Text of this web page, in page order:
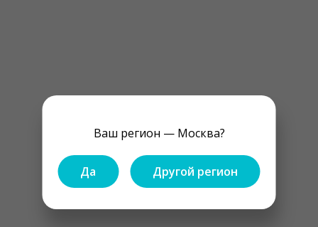
Ваш регион — Москва?
Да Другой регион